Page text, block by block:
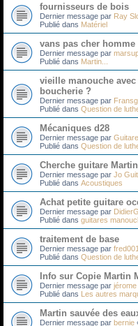
fournisseurs de bois
Dernier message par Ray
Publié dans Matériel
vans pas cher homme
Dernier message par
Publié dans Martin...
vieille manouche
boucherie ?
Dernier message par
Publié dans Question de
Mécaniques d28
Dernier message par
Publié dans Question de
Cherche guitare
Dernier message par Jo
Publié dans Acoustiques
Achat petite guitare
Dernier message par
Publié dans guitares
traitement de base
Dernier message par fred001
Publié dans Question de
Info sur Copie Martin
Dernier message par jérome
Publié dans Les autres
Martin sauvée des
Dernier message par bernie